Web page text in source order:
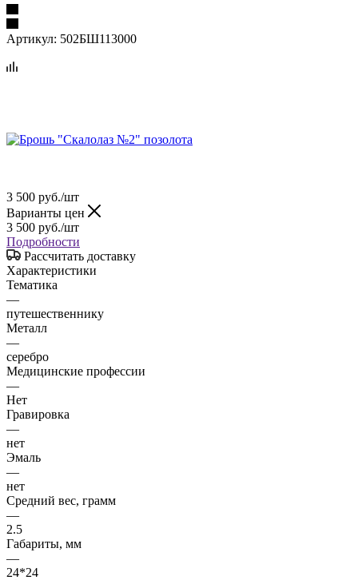
Артикул: 502БШ113000
3 500 руб./шт
Варианты цен
3 500 руб./шт
Подробности
Рассчитать доставку
Характеристики
Тематика
—
путешественнику
Металл
—
серебро
Медицинские профессии
—
Нет
Гравировка
—
нет
Эмаль
—
нет
Средний вес, грамм
—
2.5
Габариты, мм
—
24*24